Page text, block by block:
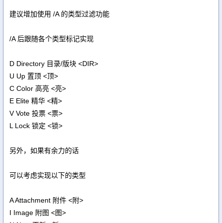
建议增加使用 /A 的类型过滤功能
/A 后跟随各个类型标记实现
D Directory 目录/版块 <DIR>
U Up 置顶 <顶>
C Color 高亮 <亮>
E Elite 精华 <精>
V Vote 投票 <票>
L Lock 锁定 <锁>
另外，如果有余力的话
可以考虑实现以下的类型
A Attachment 附件 <附>
I Image 附图 <图>